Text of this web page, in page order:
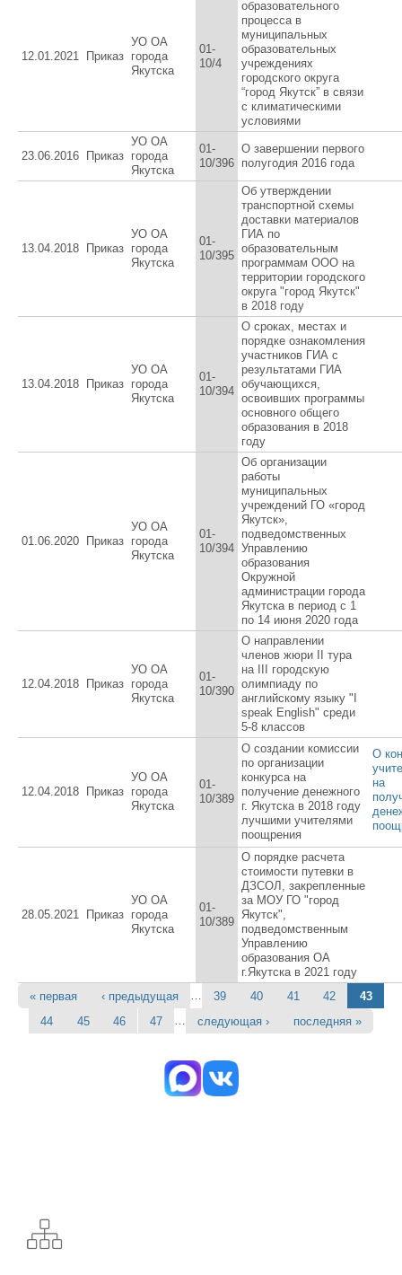
12.01.2021 Приказ
УО ОА
города
Якутска
01-
10/4
образовательного
процесса в
муниципальных
образовательных
учреждениях
городского округа
“город Якутск” в связи
с климатическими
условиями
23.06.2016 Приказ
УО ОА
города
Якутска
01-
10/396
О завершении первого
полугодия 2016 года
13.04.2018 Приказ
УО ОА
города
Якутска
01-
10/395
Об утверждении
транспортной схемы
доставки материалов
ГИА по
образовательным
программам ООО на
территории городского
округа "город Якутск"
в 2018 году
13.04.2018 Приказ
УО ОА
города
Якутска
01-
10/394
О сроках, местах и
порядке ознакомления
участников ГИА с
результатами ГИА
обучающихся,
освоивших программы
основного общего
образования в 2018
году
01.06.2020 Приказ
УО ОА
города
Якутска
01-
10/394
Об организации
работы
муниципальных
учреждений ГО «город
Якутск»,
подведомственных
Управлению
образования
Окружной
администрации города
Якутска в период с 1
по 14 июня 2020 года
12.04.2018 Приказ
УО ОА
города
Якутска
01-
10/390
О направлении
членов жюри II тура
на III городскую
олимпиаду по
английскому языку "I
speak English" среди
5-8 классов
12.04.2018 Приказ
УО ОА
города
Якутска
01-
10/389
О создании комиссии
по организации
конкурса на
получение денежного
г. Якутска в 2018 году
лучшими учителями
поощрения
О
на
28.05.2021 Приказ
УО ОА
города
Якутска
01-
10/389
О порядке расчета
стоимости путевки в
ДЗСОЛ, закрепленные
за МОУ ГО "город
Якутск",
подведомственным
Управлению
образования ОА
г.Якутска в 2021 году
Страницы
« первая ‹ предыдущая 39 40 41 42
43
44
45 46 47 следующая › последняя »